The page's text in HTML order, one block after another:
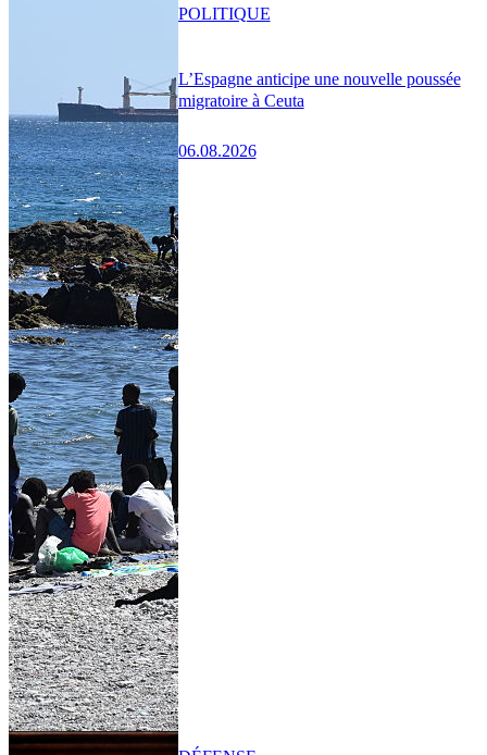
L’Espagne anticipe une nouvelle poussée
migratoire à Ceuta
06.08.2026
POLITIQUE